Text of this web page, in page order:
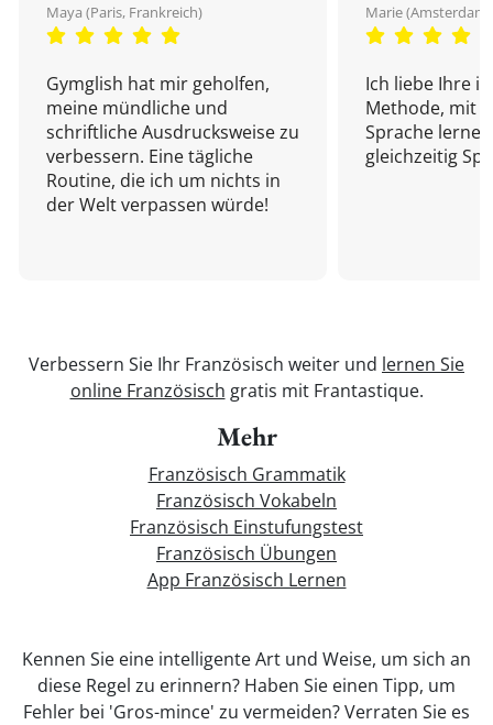
Maya (Paris, Frankreich)
Gymglish hat mir geholfen,
meine mündliche und
schriftliche Ausdrucksweise zu
verbessern. Eine tägliche
Routine, die ich um nichts in
der Welt verpassen würde!
Marie
Ich liebe Ihre
Methode, mit
Sprache
gleichzeitig
Verbessern Sie Ihr Französisch weiter und lernen Sie
online Französisch gratis mit Frantastique.
Mehr
Französisch Grammatik
Französisch Vokabeln
Französisch Einstufungstest
Französisch Übungen
App Französisch Lernen
Kennen Sie eine intelligente Art und Weise, um sich an
diese Regel zu erinnern? Haben Sie einen Tipp, um
Fehler bei 'Gros-mince' zu vermeiden? Verraten Sie es